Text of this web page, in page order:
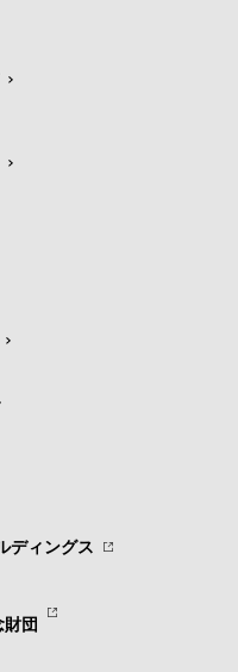
ディングス
団